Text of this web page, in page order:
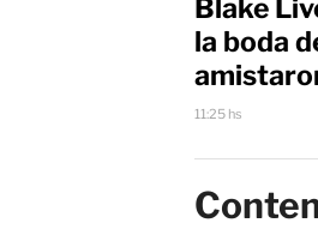
Blake
la boda
11:25 hs